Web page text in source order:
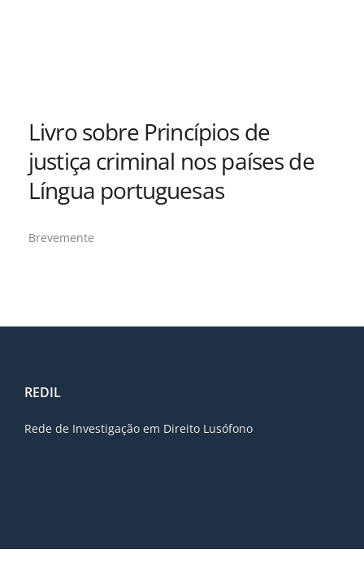
Livro sobre Princípios de
justiça criminal nos países de
Língua portuguesas
Brevemente
REDIL
Rede de Investigação em Direito Lusófono